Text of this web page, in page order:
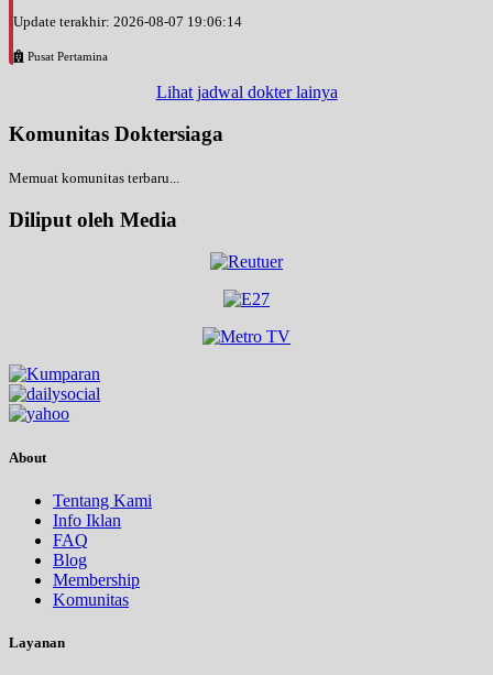
Update terakhir: 2026-08-07 19:06:14
Pusat Pertamina
Lihat jadwal dokter lainya
Komunitas Doktersiaga
Memuat komunitas terbaru...
Diliput oleh Media
About
Tentang Kami
Info Iklan
FAQ
Blog
Membership
Komunitas
Layanan